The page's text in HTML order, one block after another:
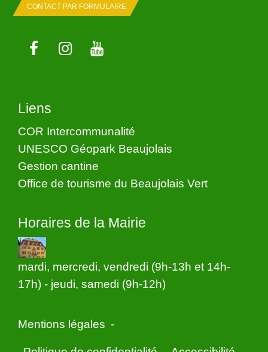
CONTACT PAR FORMULAIRE
Liens
COR Intercommunalité
UNESCO Géopark Beaujolais
Gestion cantine
Office de tourisme du Beaujolais Vert
Horaires de la Mairie
mardi, mercredi, vendredi (9h-13h et 14h-
17h) - jeudi, samedi (9h-12h)
Mentions légales -